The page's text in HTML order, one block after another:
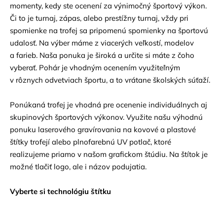
momenty, kedy ste ocenení za výnimočný športový výkon.
Či to je turnaj, zápas, alebo prestížny turnaj, vždy pri
spomienke na trofej sa pripomenú spomienky na športovú
udalosť. Na výber máme z viacerých veľkostí, modelov
a farieb. Naša ponuka je široká a určite si máte z čoho
vyberať. Pohár je vhodným ocenením využiteľným
v rôznych odvetviach športu, a to vrátane školských súťaží.
Ponúkaná trofej je vhodná pre ocenenie individuálnych aj
skupinových športových výkonov. Využite našu výhodnú
ponuku laserového gravírovania na kovové a plastové
štítky trofejí alebo plnofarebnú UV potlač, ktoré
realizujeme priamo v našom grafickom štúdiu. Na štítok je
možné tlačiť logo, ale i názov podujatia.
Vyberte si technológiu štítku